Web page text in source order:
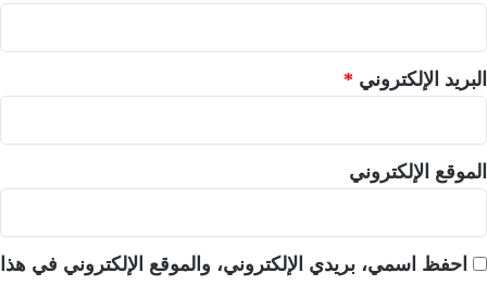
البريد الإلكتروني *
الموقع الإلكتروني
احفظ اسمي، بريدي الإلكتروني، والموقع الإلكتروني في هذا